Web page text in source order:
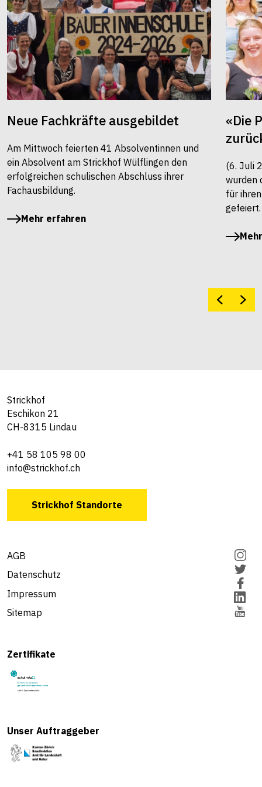
Neue Fachkräfte ausgebildet
Am Mittwoch feierten 41 Absolventinnen und
ein Absolvent am Strickhof Wülflingen den
erfolgreichen schulischen Abschluss ihrer
Fachausbildung.
Mehr erfahren
«Die
(6. Juli
wurden
für
gefeiert.
Strickhof
Eschikon 21
CH-8315 Lindau
+41 58 105 98 00
info@strickhof.ch
Strickhof Standorte
AGB
Datenschutz
Impressum
Sitemap
Zertifikate
Unser Auftraggeber